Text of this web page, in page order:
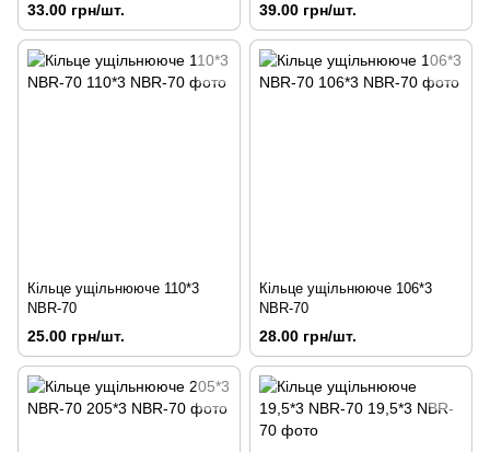
33.00 грн/шт. 39.00 грн/шт.
Кільце ущільнююче 110*3
NBR-70
25.00 грн/шт.
Кільце ущільнююче 106*3
NBR-70
28.00 грн/шт.